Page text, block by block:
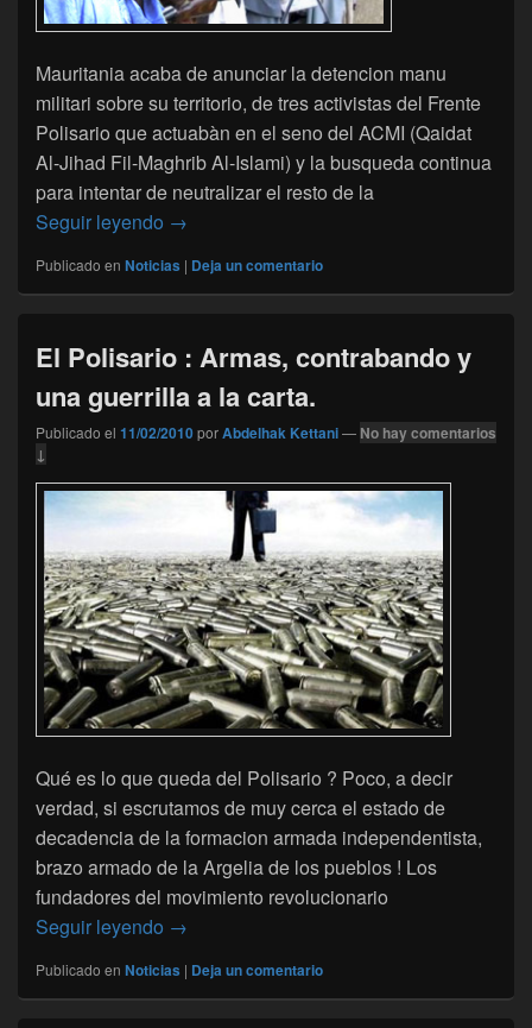
Mauritania acaba de anunciar la detencion manu
militari sobre su territorio, de tres activistas del Frente
Polisario que actuabàn en el seno del ACMI (Qaidat
Al-Jihad Fil-Maghrib Al-Islami) y la busqueda continua
para intentar de neutralizar el resto de la
Seguir leyendo Alianza explosiva Polisario-Al-qaeda del
→
Publicado en Noticias | Deja un comentario
El Polisario : Armas, contrabando y
una guerrilla a la carta.
Publicado el 11/02/2010porAbdelhak Kettani— No hay comentarios
↓
Qué es lo que queda del Polisario ? Poco, a decir
verdad, si escrutamos de muy cerca el estado de
decadencia de la formacion armada independentista,
brazo armado de la Argelia de los pueblos ! Los
fundadores del movimiento revolucionario
Seguir leyendo El Polisario : Armas, contrabando y una
→
Publicado en Noticias | Deja un comentario